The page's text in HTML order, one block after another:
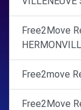
Free2Move
Free2move
Free2Move